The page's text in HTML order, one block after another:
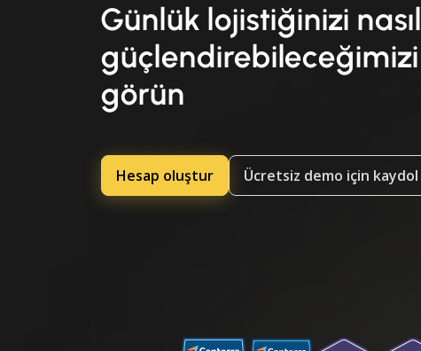
Günlük lojistiğinizi nasıl
güçlendirebileceğimizi
görün
Hesap oluştur Ücretsiz demo için kaydol